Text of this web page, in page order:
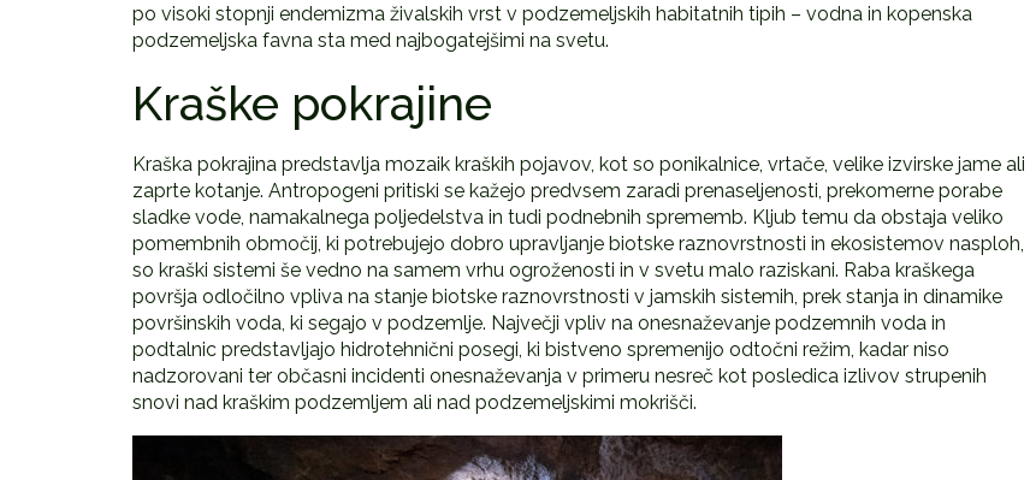
po visoki stopnji endemizma živalskih vrst v podzemeljskih habitatnih tipih – vodna in kopenska
podzemeljska favna sta med najbogatejšimi na svetu.
Kraške pokrajine
Kraška pokrajina predstavlja mozaik kraških pojavov, kot so ponikalnice, vrtače, velike izvirske jame ali
zaprte kotanje. Antropogeni pritiski se kažejo predvsem zaradi prenaseljenosti, prekomerne porabe
sladke vode, namakalnega poljedelstva in tudi podnebnih sprememb. Kljub temu da obstaja veliko
pomembnih območij, ki potrebujejo dobro upravljanje biotske raznovrstnosti in ekosistemov nasploh,
so kraški sistemi še vedno na samem vrhu ogroženosti in v svetu malo raziskani. Raba kraškega
površja odločilno vpliva na stanje biotske raznovrstnosti v jamskih sistemih, prek stanja in dinamike
površinskih voda, ki segajo v podzemlje. Največji vpliv na onesnaževanje podzemnih voda in
podtalnic predstavljajo hidrotehnični posegi, ki bistveno spremenijo odtočni režim, kadar niso
nadzorovani ter občasni incidenti onesnaževanja v primeru nesreč kot posledica izlivov strupenih
snovi nad kraškim podzemljem ali nad podzemeljskimi mokrišči.